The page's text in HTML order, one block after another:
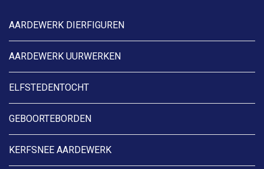
AARDEWERK DIERFIGUREN
AARDEWERK UURWERKEN
ELFSTEDENTOCHT
GEBOORTEBORDEN
KERFSNEE AARDEWERK